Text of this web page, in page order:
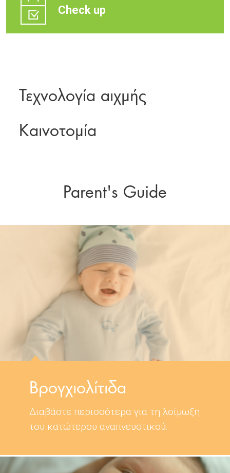
Check up
Τεχνολογία αιχμής
Καινοτομία
Parent's Guide
Βρογχιολίτιδα
Διαβάστε περισσότερα για τη λοίμωξη
του κατώτερου αναπνευστικού.